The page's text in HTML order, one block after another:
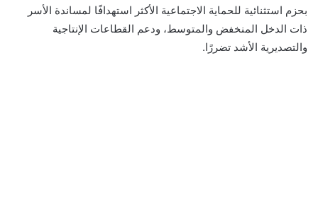
بحزم استثنائية للحماية الاجتماعية الأكثر استهدافًا لمساندة الأسر
ذات الدخل المنخفض والمتوسط، ودعم القطاعات الإنتاجية
والتصديرية الأشد تضررًا.